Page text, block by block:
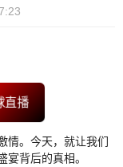
直播
情。今天，就让我们
背后的真相。